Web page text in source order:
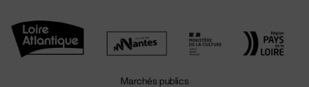
Marchés publics